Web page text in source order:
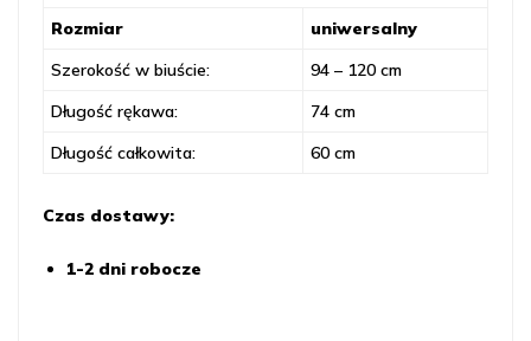
Rozmiar
uniwersalny
Szerokość w biuście:
94 – 120 cm
Długość rękawa:
74 cm
Długość całkowita:
60 cm
Czas dostawy:
1-2 dni robocze